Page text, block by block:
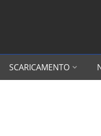
SCARICAMENTO